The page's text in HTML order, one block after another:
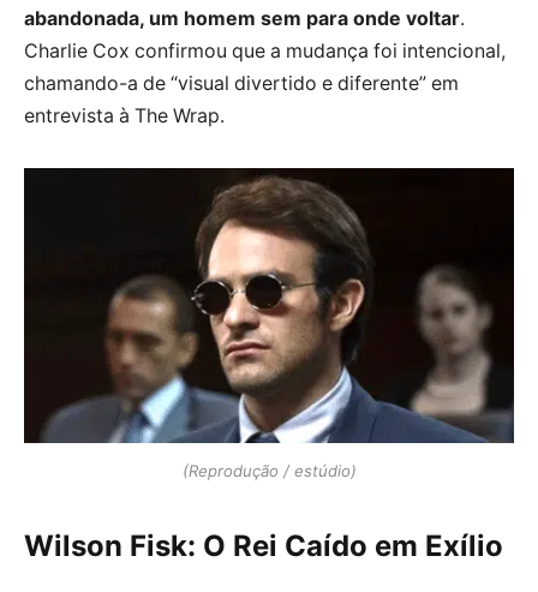
abandonada, um homem sem para onde voltar.
Charlie Cox confirmou que a mudança foi intencional,
chamando-a de “visual divertido e diferente” em
entrevista à The Wrap.
(Reprodução / estúdio)
Wilson Fisk: O Rei Caído em Exílio